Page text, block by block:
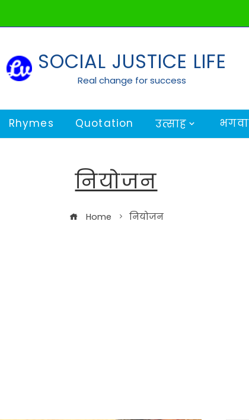
SOCIAL JUSTICE LIFE
Real change for success
Rhymes Quotation उत्साह
नियोजन
Home नियोजन